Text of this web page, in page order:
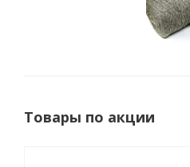
Товары по акции